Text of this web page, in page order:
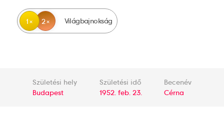
1 2 Világbajnokság
Születési hely
Budapest
Születési idő
1952. feb. 23.
Becenév
Cérna